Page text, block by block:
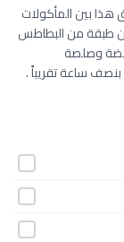
هذا بين المأكولات
عن طبقة من البطاطس
وصلصة
ساعة تقريباً .